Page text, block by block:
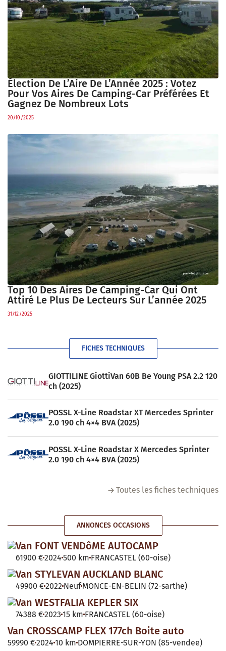
Élection De L’Aire De L’Année 2025 : Votez
Pour Vos Aires De Camping-Car Préférées Et
Gagnez De Nombreux Lots
20/10/2025
Top 10 Des Aires De Camping-Car Qui Ont
Attiré Le Plus De Lecteurs Sur L’année 2025
31/12/2025
FICHES TECHNIQUES
GIOTTILINE GiottiVan 60B Be Young PSA 2.2 120
ch (2025)
POSSL X-Line Roadstar XT Mercedes Sprinter
2.0 190 ch 4×4 BVA (2025)
POSSL X-Line Roadstar X Mercedes Sprinter
2.0 190 ch 4×4 BVA (2025)
Toutes les fiches techniques
ANNONCES OCCASIONS
Van FONT VENDôME AUTOCAMP
61900 €2024 500 km FRANCASTEL (60-oise)
Van STYLEVAN AUCKLAND BLANC
49900 €2022 Neuf MONCE-EN-BELIN (72-sarthe)
Van WESTFALIA KEPLER SIX
74388 €2023 15 km FRANCASTEL (60-oise)
Van CROSSCAMP FLEX 177ch Boite auto
59990 €2024 10 km DOMPIERRE-SUR-YON (85-vendee)